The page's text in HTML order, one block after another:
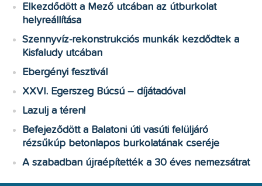
Elkezdődött a Mező utcában az útburkolat
helyreállítása
Szennyvíz-rekonstrukciós munkák kezdődtek a
Kisfaludy utcában
Ebergényi fesztivál
XXVI. Egerszeg Búcsú – díjátadóval
Lazulj a téren!
Befejeződött a Balatoni úti vasúti felüljáró
rézsűkúp betonlapos burkolatának cseréje
A szabadban újraépítették a 30 éves nemezsátrat